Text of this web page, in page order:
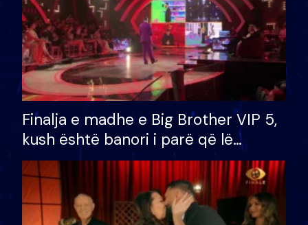
Finalja e madhe e Big Brother VIP 5,
kush është banori i parë që lë
shtëpinë dhe humb mundësinë për
të fituar çmimin e madh